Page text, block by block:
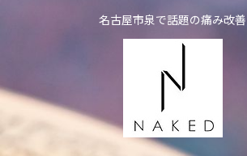
名古屋市泉で話題の痛み改